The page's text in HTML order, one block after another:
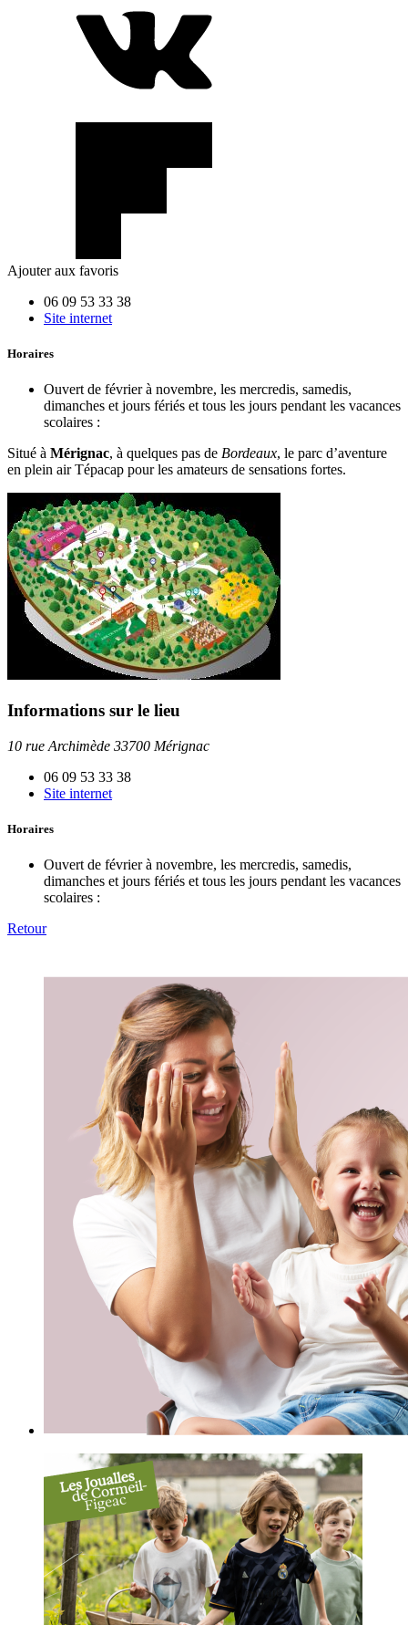
Ajouter aux favoris
06 09 53 33 38
Site internet
Horaires
Ouvert de février à novembre, les mercredis, samedis,
dimanches et jours fériés et tous les jours pendant les vacances
scolaires :
Situé à Mérignac, à quelques pas de Bordeaux, le parc d’aventure
en plein air Tépacap pour les amateurs de sensations fortes.
Informations sur le lieu
10 rue Archimède 33700 Mérignac
06 09 53 33 38
Site internet
Horaires
Ouvert de février à novembre, les mercredis, samedis,
dimanches et jours fériés et tous les jours pendant les vacances
scolaires :
Retour